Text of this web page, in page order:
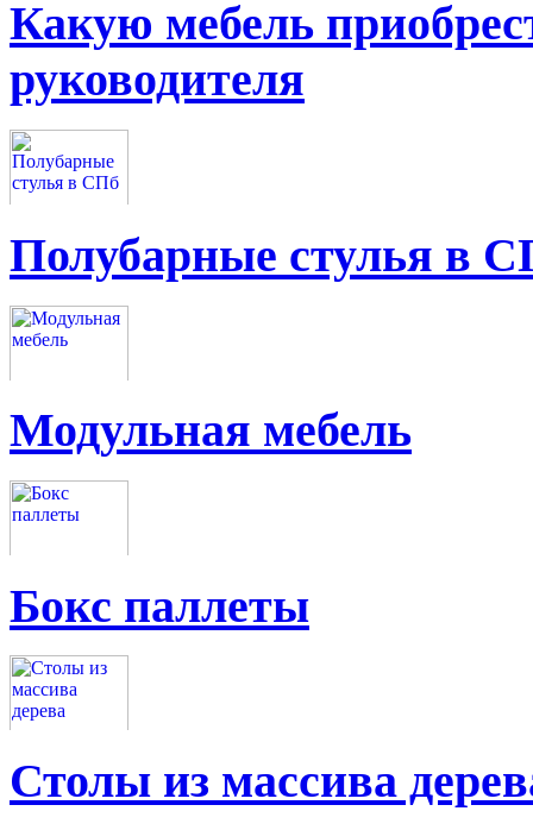
Какую мебель
руководителя
Полубарные стулья в
Модульная мебель
Бокс паллеты
Столы из массива